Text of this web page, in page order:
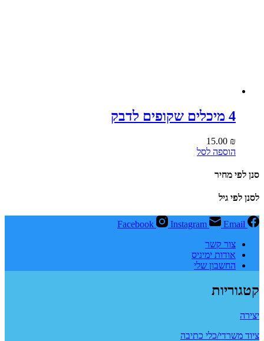
4 מיכלים שקופים לדבק
15.00 ₪
הוספה לסל
סנן לפי מחיר
לסנן לפי גיל
Facebook Instagram
Email
צור קשר
אודות ימיניס
החשבון שלי
קטגוריות
יצירה
ציוד משרדי/כלי כתיבה